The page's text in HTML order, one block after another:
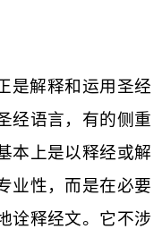
是解释和运用圣经
经语言，有的侧重
本上是以释经或解
业性，而是在必要
诠释经文。它不涉